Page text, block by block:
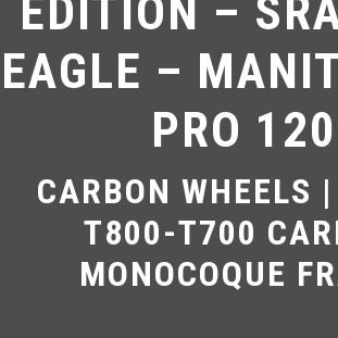
EDITION –
EAGLE –
PRO 120
CARBON WHEELS
T800-T700
MONOCOQUE